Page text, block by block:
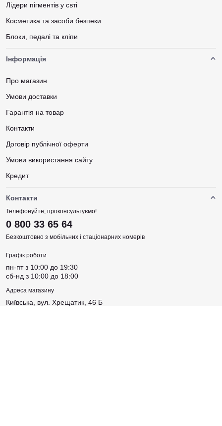
Лідери пігментів у свті
Косметика та засоби безпеки
Блоки, педалі та кліпи
Інформація
Про магазин
Умови доставки
Гарантія на товар
Контакти
Договір публічної оферти
Умови використання сайту
Кредит
Контакти
Телефонуйте, проконсультуємо!
0 800 33 65 64
Безкоштовно з мобільних і стаціонарних номерів
Графік роботи
пн-пт з 10:00 до 19:30
сб-нд з 10:00 до 18:00
Адреса магазину
Київська, вул. Хрещатик, 46 Б